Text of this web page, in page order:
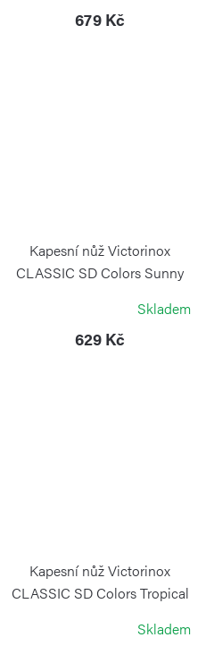
679 Kč
Kapesní nůž Victorinox
CLASSIC SD Colors Sunny
Skladem
629 Kč
Kapesní nůž Victorinox
CLASSIC SD Colors Tropical
Skladem